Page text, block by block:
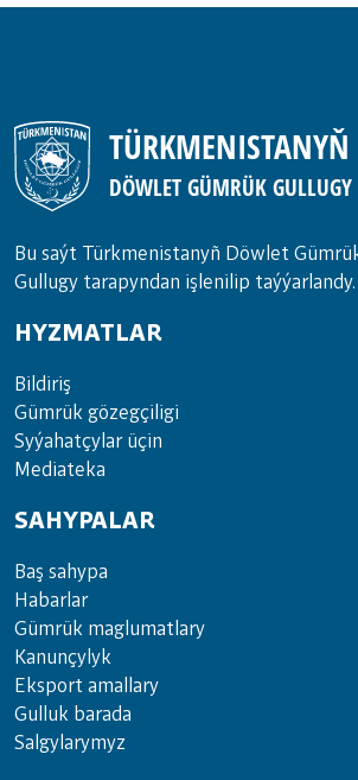
TÜRKMENISTANYŇ
DÖWLET GÜMRÜK GULLUGY
Bu saýt Türkmenistanyñ Döwlet
Gullugy tarapyndan işlenilip taýýarlandy.
HYZMATLAR
Bil­di­riş
Güm­rük gö­zeg­çi­li­gi
Sy­ýa­hat­çy­lar ü­çin
Media­teka
SAHYPALAR
Baş sahypa
Habarlar
Gümrük maglumatlary
Kanunçylyk
Eksport amallary
Gulluk barada
Salgylarymyz